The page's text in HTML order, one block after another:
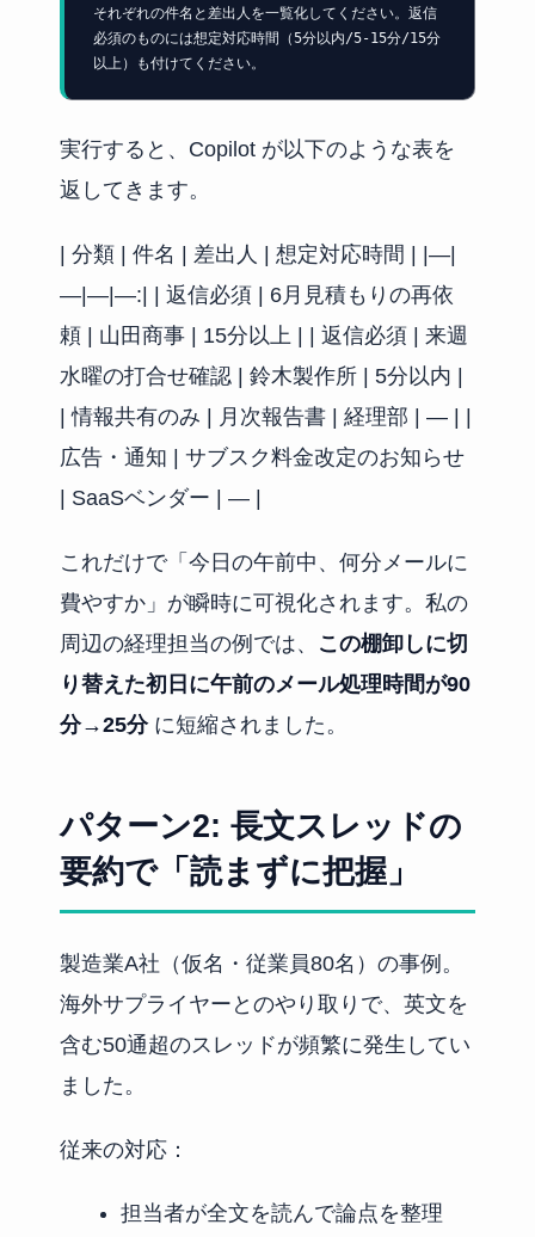
それぞれの件名と差出人を一覧化してください。返信
必須のものには想定対応時間（5分以内/5-15分/15分
以上）も付けてください。
実行すると、Copilot が以下のような表を
返してきます。
| 分類 | 件名 | 差出人 | 想定対応時間 | |—|
—|—|—:| | 返信必須 | 6月見積もりの再依
頼 | 山田商事 | 15分以上 | | 返信必須 | 来週
水曜の打合せ確認 | 鈴木製作所 | 5分以内 |
| 情報共有のみ | 月次報告書 | 経理部 | — | |
広告・通知 | サブスク料金改定のお知らせ
| SaaSベンダー | — |
これだけで「今日の午前中、何分メールに
費やすか」が瞬時に可視化されます。私の
周辺の経理担当の例では、 この棚卸しに切
り替えた初日に午前のメール処理時間が90
分→25分に短縮されました。
パターン2: 長文スレッドの
要約で「読まずに把握」
製造業A社（仮名・従業員80名）の事例。
海外サプライヤーとのやり取りで、英文を
含む50通超のスレッドが頻繁に発生してい
ました。
従来の対応：
担当者が全文を読んで論点を整理